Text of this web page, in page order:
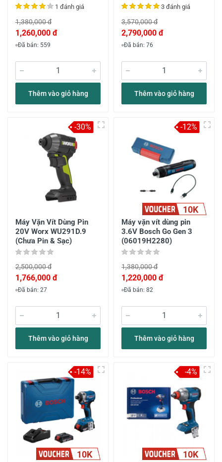
1 đánh giá
1,380,000 đ
1,260,000 đ
Đã bán: 559
Thêm vào giỏ hàng
3 đánh giá
3,570,000 đ
2,790,000 đ
Đã bán: 76
Thêm vào giỏ hàng
Máy Vặn Vít Dùng Pin
20V Worx WU291D.9
(Chưa Pin & Sạc)
2,500,000 đ
1,766,000 đ
Đã bán: 27
Thêm vào giỏ hàng
-30%
10K
Máy vặn vít dùng pin
3.6V Bosch Go Gen 3
(06019H2280)
1,380,000 đ
1,220,000 đ
Đã bán: 82
Thêm vào giỏ hàng
-12%
10K
-14%
10K
-4%